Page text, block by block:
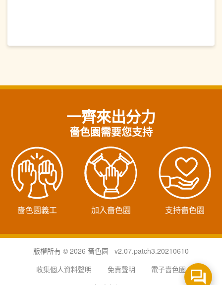
一齊來出分力
嗇色園需要您支持
嗇色園義工 加入嗇色園 支持嗇色園
版權所有 © 2026 嗇色園 v2.07.patch3.20210610
收集個人資料聲明
免責聲明
電子嗇色園